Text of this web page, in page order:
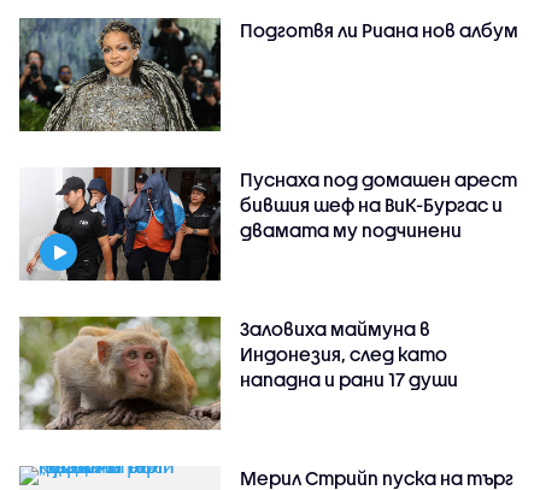
Подготвя ли Риана нов албум
Пуснаха под домашен арест
бившия шеф на ВиК-Бургас и
двамата му подчинени
Заловиха маймуна в
Индонезия, след като
нападна и рани 17 души
Мерил Стрийп пуска на търг